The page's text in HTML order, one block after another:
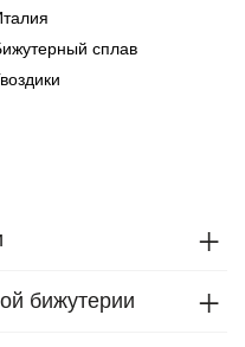
сплав
бижутерии